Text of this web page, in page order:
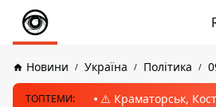
Новини Україна Політика
ТОПТЕМИ: ⚠️ Краматорськ,